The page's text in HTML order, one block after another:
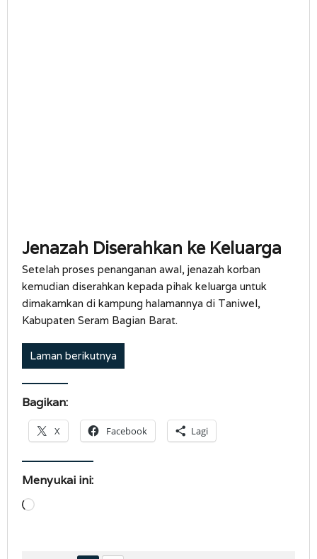
Jenazah Diserahkan ke Keluarga
Setelah proses penanganan awal, jenazah korban
kemudian diserahkan kepada pihak keluarga untuk
dimakamkan di kampung halamannya di Taniwel,
Kabupaten Seram Bagian Barat.
Laman berikutnya
Bagikan:
X Facebook Lagi
Menyukai ini:
Memuat...